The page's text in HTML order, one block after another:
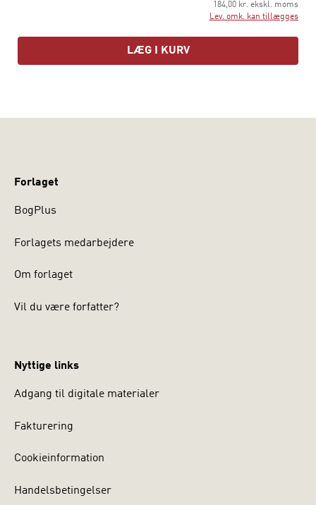
184,00 kr. ekskl. moms
Lev. omk. kan tillægges
LÆG I KURV
Forlaget
BogPlus
Forlagets medarbejdere
Om forlaget
Vil du være forfatter?
Nyttige links
Adgang til digitale materialer
Fakturering
Cookieinformation
Handelsbetingelser